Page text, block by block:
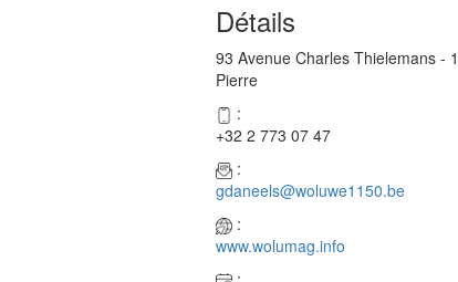
Détails
93 Avenue Charles Thielemans -
Pierre
:
+32 2 773 07 47
:
gdaneels@woluwe1150.be
:
www.wolumag.info